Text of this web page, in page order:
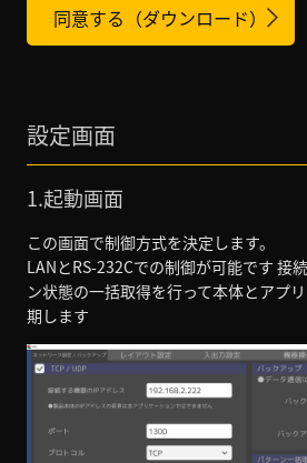
同意する（ダウンロード）
設定画面
1.起動画面
この画面で制御方式を決定します。
LANとRS-232Cでの制御が可能です 接
ン状態の一括取得を行って本体とアプ
期します